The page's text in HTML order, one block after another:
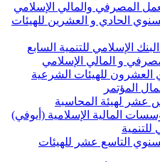
المصرفي والمالي الإسلامي
الحادي و العشرين للهيئات
الإسلامي للتنمية السابع
و المالي الإسلامي
العشرون للهيئات الشرعية
المؤتمر
عشر لهيئة المحاسبة
المالية الإسلامية (أيوفي)
للتنمية
التاسع عشر للهيئات